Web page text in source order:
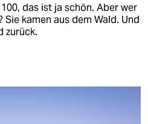
das ist ja schön. Aber wer
kamen aus dem Wald. Und
zurück.